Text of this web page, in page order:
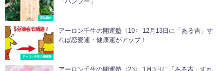
商品紹介
「バンブー」
アーロン千生の開運塾
アーロン千生の開運塾〈19〉 12月13日に「ある吉」す
れば恋愛運・健康運がアップ！
アーロン千生の開運塾〈23〉 1月3日に「ある吉」すれ